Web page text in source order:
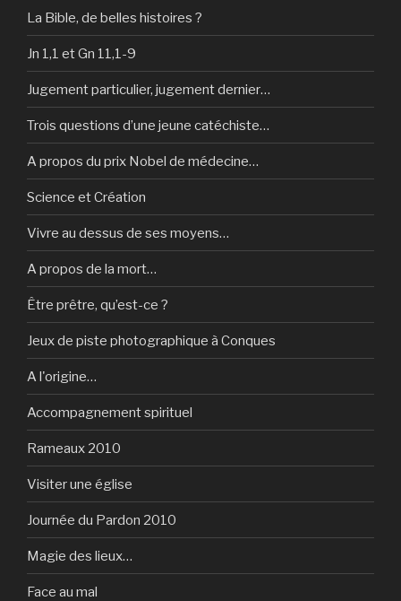
La Bible, de belles histoires ?
Jn 1,1 et Gn 11,1-9
Jugement particulier, jugement dernier…
Trois questions d’une jeune catéchiste…
A propos du prix Nobel de médecine…
Science et Création
Vivre au dessus de ses moyens…
A propos de la mort…
Être prêtre, qu’est-ce ?
Jeux de piste photographique à Conques
A l'origine…
Accompagnement spirituel
Rameaux 2010
Visiter une église
Journée du Pardon 2010
Magie des lieux…
Face au mal